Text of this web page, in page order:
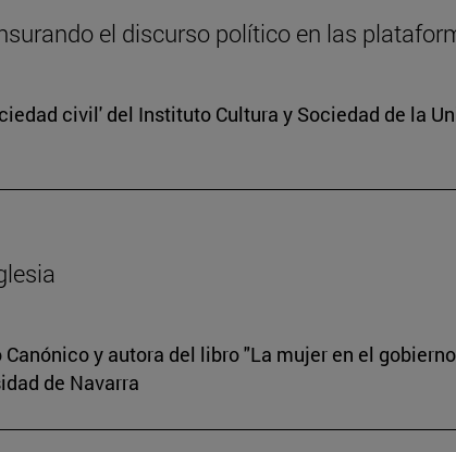
el discurso político en las
civil' del Instituto Cultura y Sociedad de la
y autora del libro "La mujer en el
de Navarra